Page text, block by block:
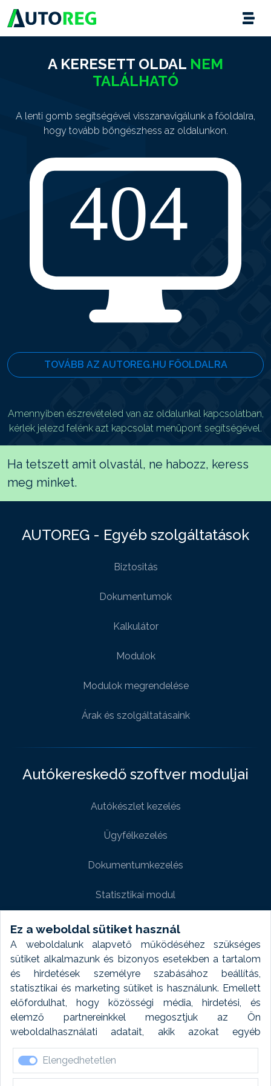
Ez a weboldal sütiket használ
A weboldalunk alapvető működéséhez szükséges
sütiket alkalmazunk és bizonyos esetekben a tartalom
és hirdetések személyre szabásához beállítás,
statisztikai és marketing sütiket is használunk. Emellett
előfordulhat, hogy közösségi média, hirdetési, és
elemző partnereinkkel megosztjuk az Ön
weboldalhasználati adatait, akik azokat egyéb
forrásokból gyűjtött adatokkal kombinálhatják. A sütik
elfogadásával kapcsolatosan naplózást végzünk és
ezen adatokat 6 hónap után automatikusan töröljük. A
Elengedhetetlen
A KERESETT OLDAL NEM
TALÁLHATÓ
A lenti gomb segítségével visszanavigálunk a főoldalra,
hogy tovább böngészhess az oldalunkon.
TOVÁBB AZ AUTOREG.HU FŐOLDALRA
Amennyiben észrevételed van az oldalunkal kapcsolatban,
kérlek jelezd felénk azt kapcsolat menüpont segítségével.
Ha tetszett amit olvastál, ne habozz, keress
meg minket.
AUTOREG - Egyéb szolgáltatások
Biztositás
Dokumentumok
Kalkulátor
Modulok
Modulok megrendelése
Árak és szolgáltatásaink
Autókereskedő szoftver moduljai
Autókészlet kezelés
Ügyfélkezelés
Dokumentumkezelés
Statisztikai modul
Weboldal modul
Fényképtár extra modul
Autómosó modul
Feladatütemezés